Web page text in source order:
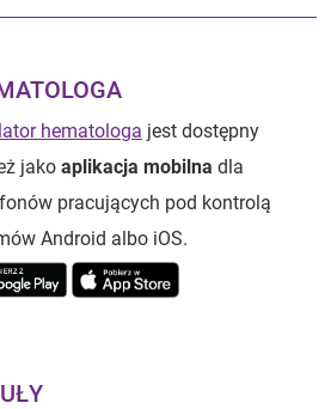
hematologa jest dostępny
jako aplikacja mobilna dla
pracujących pod kontrolą
Android albo iOS.